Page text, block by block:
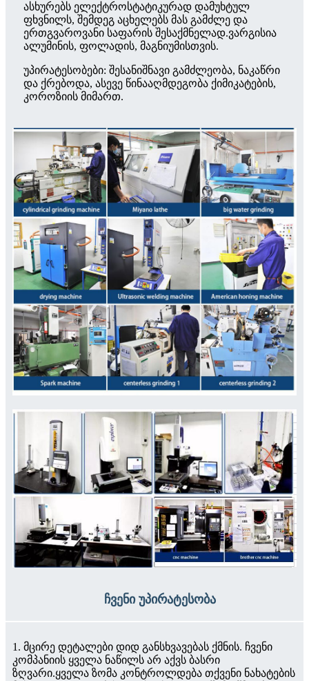
ასხურებს ელექტროსტატიკურად დამუხტულ
ფხვნილს, შემდეგ აცხელებს მას გამძლე და
ერთგვაროვანი საფარის შესაქმნელად.ვარგისია
ალუმინის, ფოლადის, მაგნიუმისთვის.
უპირატესობები: შესანიშნავი გამძლეობა, ნაკაწრი
და ქრებოდა, ასევე წინააღმდეგობა ქიმიკატების,
კოროზიის მიმართ.
ჩვენი უპირატესობა
1. მცირე დეტალები დიდ განსხვავებას ქმნის. ჩვენი
კომპანიის ყველა ნაწილს არ აქვს ბასრი
ზღვარი.ყველა ზომა კონტროლდება თქვენი ნახატების